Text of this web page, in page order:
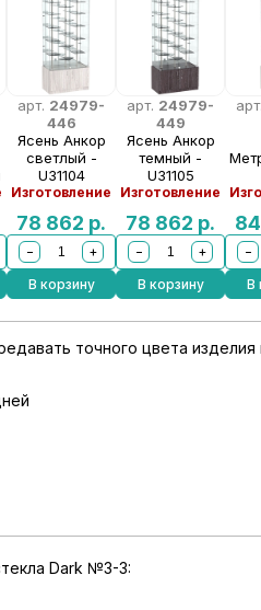
арт. 24979-
446
Ясень Анкор
светлый -
U31104
Изготовление
78 862 р.
−
+
В корзину
арт. 24979-
449
Ясень Анкор
темный -
U31105
Изготовление
78 862 р.
−
+
В корзину
арт.
−
В
точного цвета изделия
Dark №3-3: